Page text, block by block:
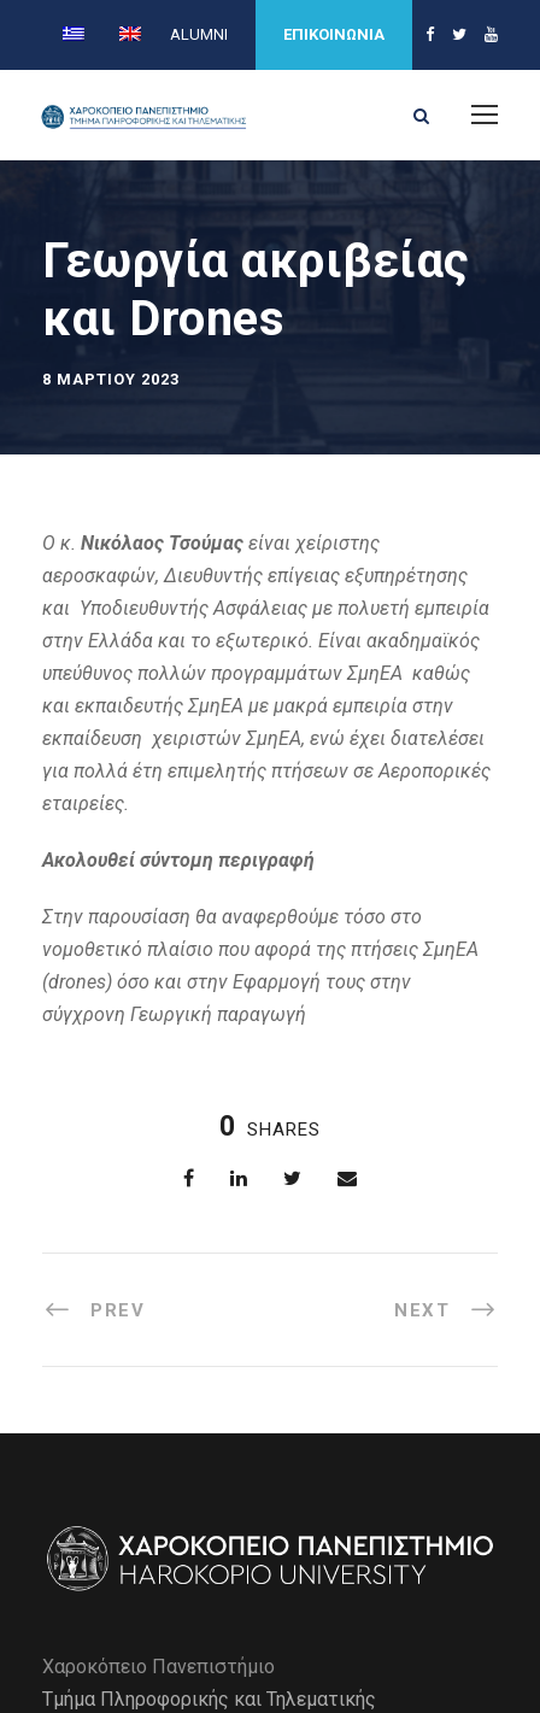
ALUMNI ΕΠΙΚΟΙΝΩΝΙΑ
Γεωργία ακριβείας
και Drones
8 ΜΑΡΤΊΟΥ 2023
O κ. Νικόλαος Τσούμας είναι χείριστης
αεροσκαφών, Διευθυντής επίγειας εξυπηρέτησης
και Υποδιευθυντής Ασφάλειας με πολυετή εμπειρία
στην Ελλάδα και το εξωτερικό. Είναι ακαδημαϊκός
υπεύθυνος πολλών προγραμμάτων ΣμηΕΑ καθώς
και εκπαιδευτής ΣμηΕΑ με μακρά εμπειρία στην
εκπαίδευση χειριστών ΣμηΕΑ, ενώ έχει διατελέσει
για πολλά έτη επιμελητής πτήσεων σε Αεροπορικές
εταιρείες.
Ακολουθεί σύντομη περιγραφή
Στην παρουσίαση θα αναφερθούμε τόσο στο
νομοθετικό πλαίσιο που αφορά της πτήσεις ΣμηΕΑ
(drones) όσο και στην Εφαρμογή τους στην
σύγχρονη Γεωργική παραγωγή
0 SHARES
PREV NEXT
Χαροκόπειο Πανεπιστήμιο
Τμήμα Πληροφορικής και Τηλεματικής